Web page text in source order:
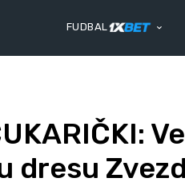
FUDBAL
dresu